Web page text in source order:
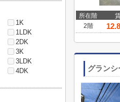
所在階
2階
12.8
グラン
1K
1LDK
2DK
3K
3LDK
4DK